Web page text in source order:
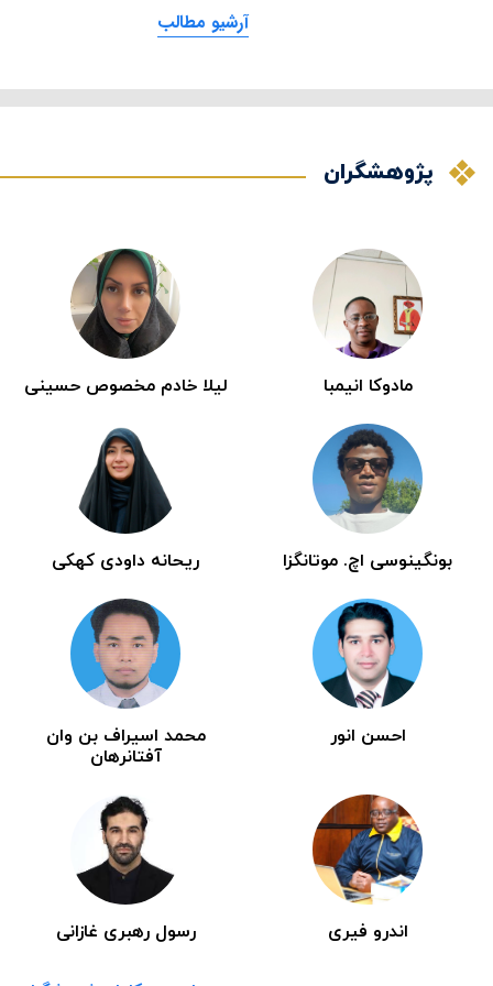
پژوهشگاهآرشیو مطالب
پژوهشگران
مادوکا انیمبا لیلا خادم مخصوص حسینی
بونگینوسی اچ. موتانگزا ریحانه داودی کهکی
احسن انور
محمد اسیراف بن وان
آفتانرهان
اندرو فیری رسول رهبری غازانی